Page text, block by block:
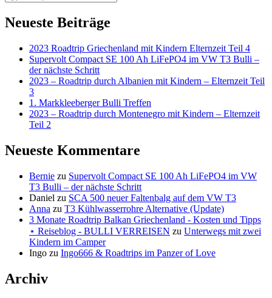
Neueste Beiträge
2023 Roadtrip Griechenland mit Kindern Elternzeit Teil 4
Supervolt Compact SE 100 Ah LiFePO4 im VW T3 Bulli –
der nächste Schritt
2023 – Roadtrip durch Albanien mit Kindern – Elternzeit Teil
3
1. Markkleeberger Bulli Treffen
2023 – Roadtrip durch Montenegro mit Kindern – Elternzeit
Teil 2
Neueste Kommentare
Bernie zu Supervolt Compact SE 100 Ah LiFePO4 im VW
T3 Bulli – der nächste Schritt
Daniel zu SCA 500 neuer Faltenbalg auf dem VW T3
Anna zu T3 Kühlwasserrohre Alternative (Update)
3 Monate Roadtrip Balkan Griechenland - Kosten und Tipps
⋆ Reiseblog - BULLI VERREISEN zu Unterwegs mit zwei
Kindern im Camper
Ingo zu Ingo666 & Roadtrips im Panzer of Love
Archiv